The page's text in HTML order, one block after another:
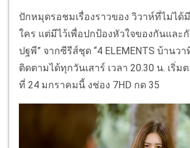
ปักหมุดรอชมเรื่องราวของ วิวาห์ที่ไม่ได้
ใคร แต่มีไว้เพื่อปกป้องหัวใจของกันและกั
ปฐพี” จากซีรีส์ชุด “4 ELEMENTS บ้านว
ติดตามได้ทุกวันเสาร์ เวลา 20.30 น. เริ่ม
ที่ 24 มกราคมนี้ งช่อง 7HD กด 35